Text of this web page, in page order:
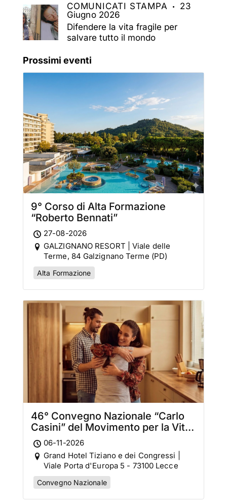
COMUNICATI STAMPA
23
Giugno 2026
Difendere la vita fragile per
salvare tutto il mondo
Prossimi eventi
9° Corso di Alta Formazione
“Roberto Bennati”
27-08-2026
GALZIGNANO RESORT | Viale delle
Terme, 84 Galzignano Terme (PD)
Alta Formazione
46° Convegno Nazionale “Carlo
Casini” del Movimento per la Vita
Italiano
06-11-2026
Grand Hotel Tiziano e dei Congressi |
Viale Porta d'Europa 5 - 73100 Lecce
Convegno Nazionale